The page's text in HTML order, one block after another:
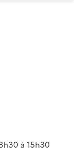
à 15h30